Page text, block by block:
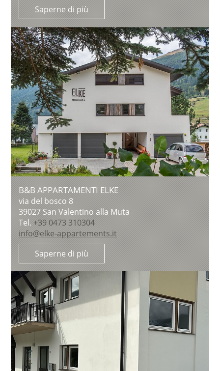
Saperne di più
B&B APPARTAMENTI ELKE
via del bosco 8
39027San Valentino alla Muta
Tel. +39 0473 310304
info@elke-appartements.it
Saperne di più